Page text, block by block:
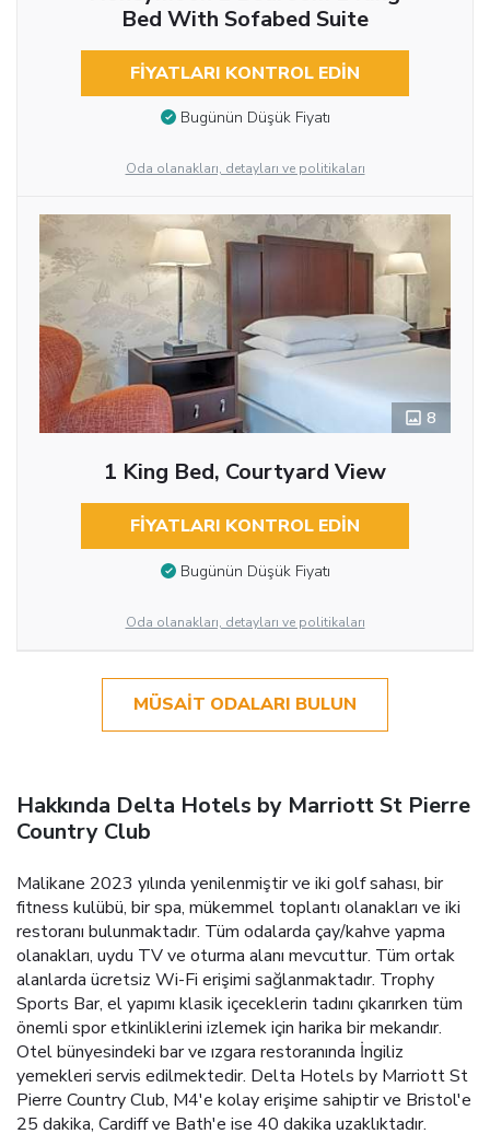
Bed With Sofabed Suite
FIYATLARI KONTROL EDIN
Bugünün Düşük Fiyatı
Oda olanakları, detayları ve politikaları
8
1 King Bed, Courtyard View
FIYATLARI KONTROL EDIN
Bugünün Düşük Fiyatı
Oda olanakları, detayları ve politikaları
MÜSAIT ODALARI BULUN
Hakkında Delta Hotels by Marriott St Pierre
Country Club
Malikane 2023 yılında yenilenmiştir ve iki golf sahası, bir
fitness kulübü, bir spa, mükemmel toplantı olanakları ve iki
restoranı bulunmaktadır. Tüm odalarda çay/kahve yapma
olanakları, uydu TV ve oturma alanı mevcuttur. Tüm ortak
alanlarda ücretsiz Wi-Fi erişimi sağlanmaktadır. Trophy
Sports Bar, el yapımı klasik içeceklerin tadını çıkarırken tüm
önemli spor etkinliklerini izlemek için harika bir mekandır.
Otel bünyesindeki bar ve ızgara restoranında İngiliz
yemekleri servis edilmektedir. Delta Hotels by Marriott St
Pierre Country Club, M4'e kolay erişime sahiptir ve Bristol'e
25 dakika, Cardiff ve Bath'e ise 40 dakika uzaklıktadır.